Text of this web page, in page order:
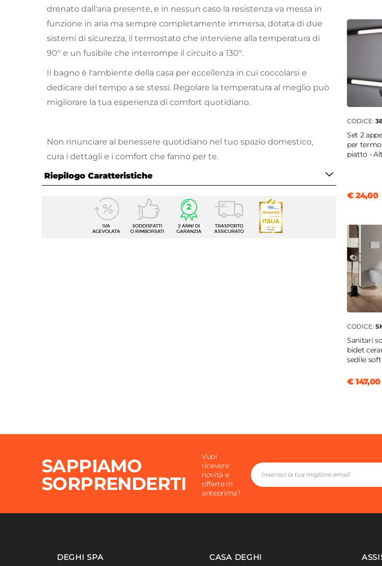
drenato dall'aria presente, e in nessun caso la resistenza va messa in
funzione in aria ma sempre completamente immersa, dotata di due
sistemi di sicurezza, il termostato che interviene alla temperatura di
90° e un fusibile che interrompe il circuito a 130°.
Il bagno è l'ambiente della casa per eccellenza in cui coccolarsi e
dedicare del tempo a se stessi. Regolare la temperatura al meglio può
migliorare la tua esperienza di comfort quotidiano.
Non rinunciare al benessere quotidiano nel tuo spazio domestico,
cura i dettagli e i comfort che fanno per te.
Riepilogo Caratteristiche
Caratteristiche
Kit trasformazione elettrico
Compatibilità
Termoarredo
CODICE:
Set 2
per
piatto -
€ 24,00
CODICE:
Sanitari
bidet
sedile
€ 147,00
SAPPIAMO
SORPRENDERTI
Vuoi
ricevere
novità e
offerte in
anteprima?
DEGHI SPA CASA DEGHI